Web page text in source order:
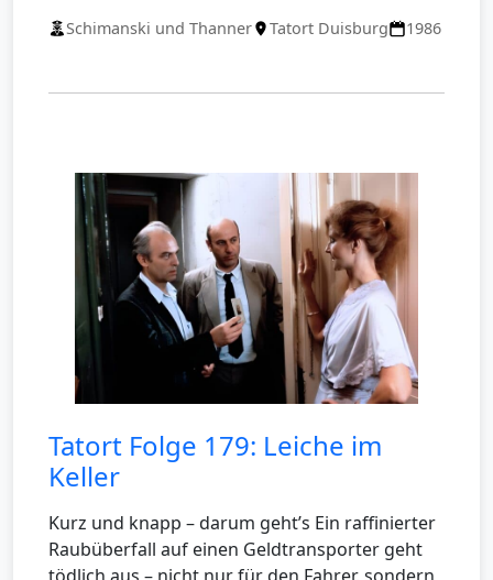
Schimanski und Thanner Tatort Duisburg 1986
Tatort Folge 179: Leiche im
Keller
Kurz und knapp – darum geht’s Ein raffinierter
Raubüberfall auf einen Geldtransporter geht